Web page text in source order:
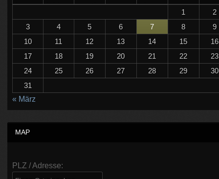
1
2
3
4 5 6 7 8
9
10
11 12 13 14 15
16
17
18 19 20 21 22
23
24
25 26 27 28 29
30
31
« März
MAP
PLZ / Adresse: